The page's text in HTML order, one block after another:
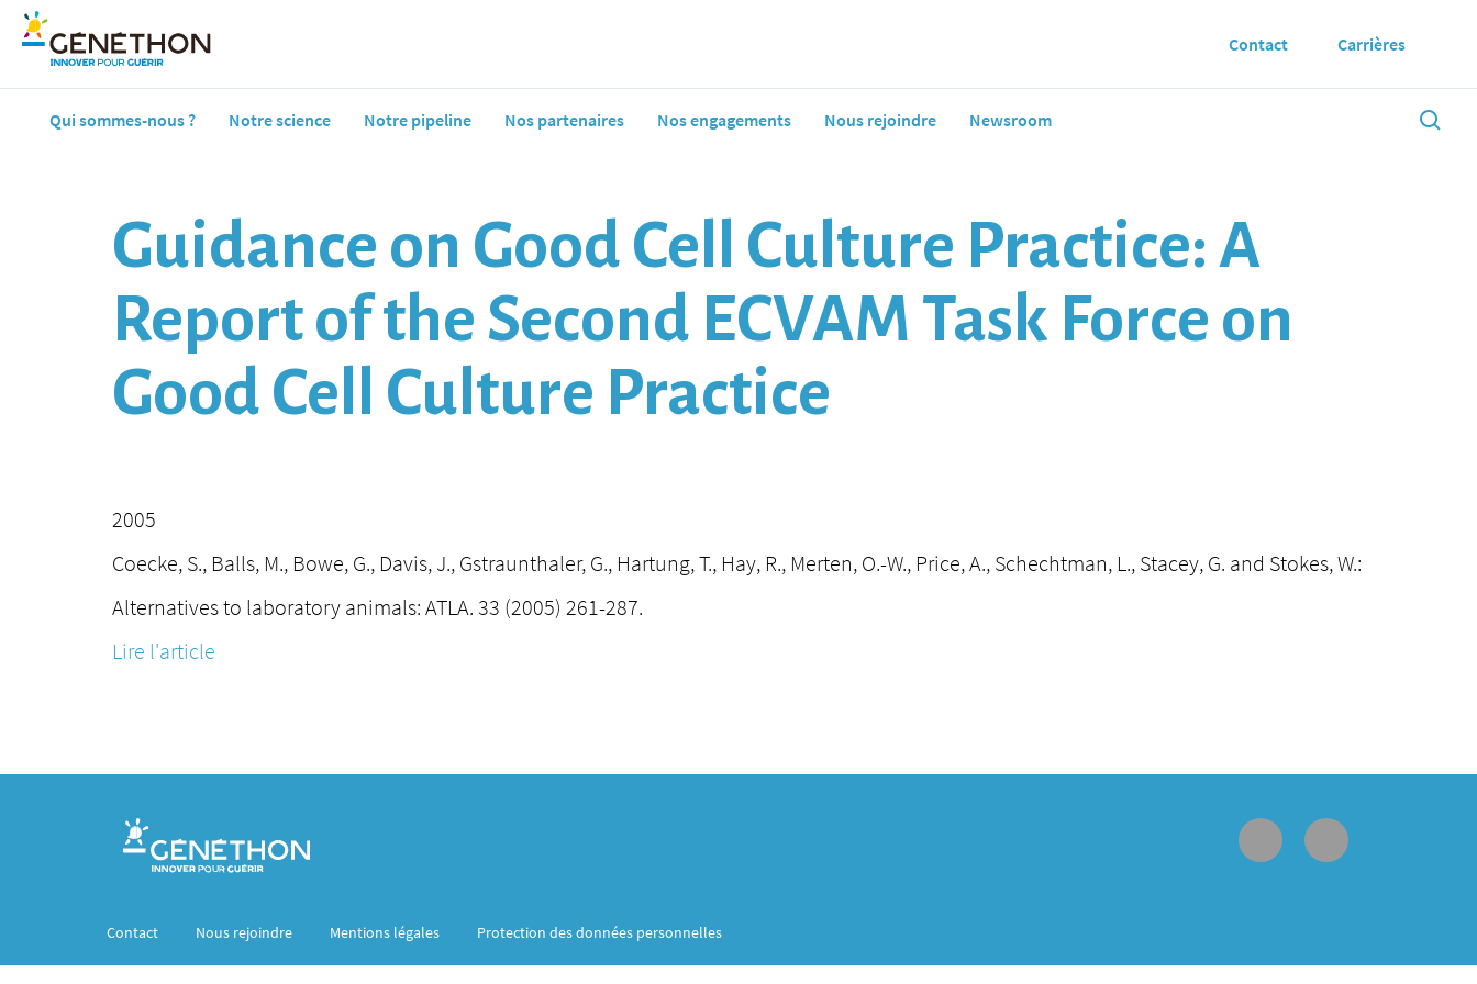
Qui sommes-nous ? Notre science Notre pipeline Nos partenaires Nos engagements Nous rejoindre Newsroom
Contact Carrières
Guidance on Good Cell Culture Practice: A
Report of the Second ECVAM Task Force on
Good Cell Culture Practice
2005
Coecke, S., Balls, M., Bowe, G., Davis, J., Gstraunthaler, G., Hartung, T., Hay, R., Merten, O.-W., Price, A., Schechtman, L., Stacey, G. and Stokes, W.:
Alternatives to laboratory animals: ATLA. 33 (2005) 261-287.
Lire l'article
Contact Nous rejoindre Mentions légales Protection des données personnelles